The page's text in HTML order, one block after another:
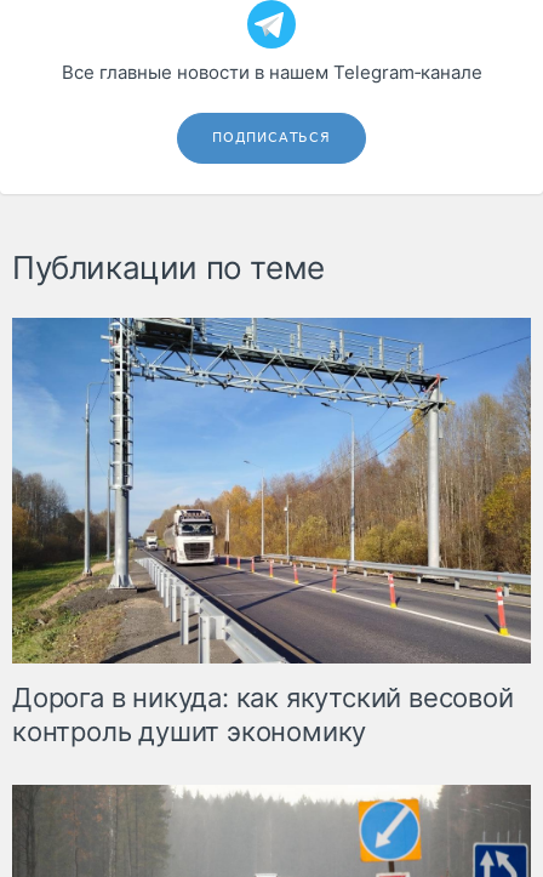
Все главные новости в нашем Telegram‑канале
ПОДПИСАТЬСЯ
Публикации по теме
Дорога в никуда: как якутский весовой
контроль душит экономику